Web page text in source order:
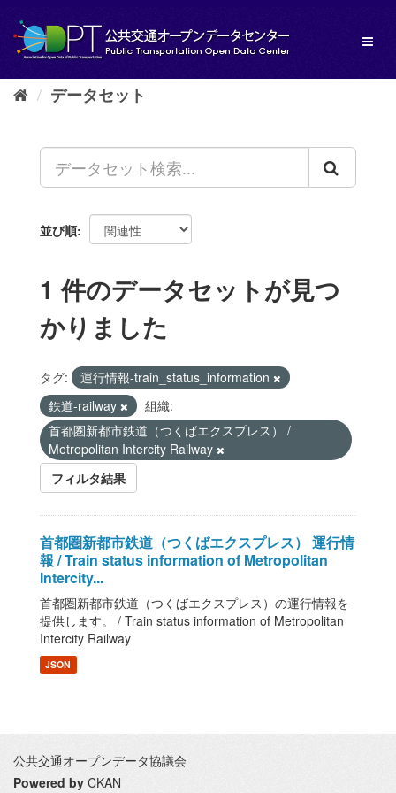
し
データセット
並び順
1 件のデータセットが見つ
かりました
タグ:
運行情報-train_status_information
鉄道-railway
組織:
首都圏新都市鉄道（つくばエクスプレス） /
Metropolitan Intercity Railway
フィルタ結果
首都圏新都市鉄道（つくばエクスプレス） 運行情
報 / Train status information of Metropolitan
Intercity...
首都圏新都市鉄道（つくばエクスプレス）の運行情報を
提供します。 / Train status information of Metropolitan
Intercity Railway
JSON
公共交通オープンデータ協議会
Powered by CKAN